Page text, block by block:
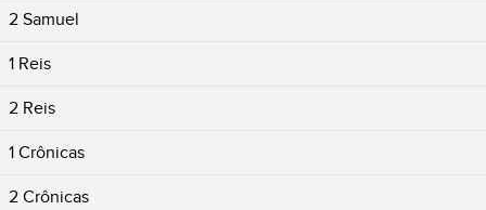
2 Samuel
1 Reis
2 Reis
1 Crônicas
2 Crônicas